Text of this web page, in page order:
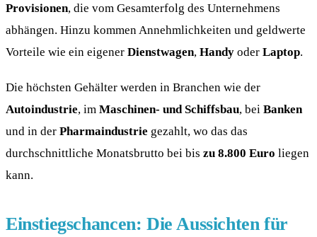
Provisionen, die vom Gesamterfolg des Unternehmens
abhängen. Hinzu kommen Annehmlichkeiten und geldwerte
Vorteile wie ein eigener Dienstwagen, Handy oder Laptop.
Die höchsten Gehälter werden in Branchen wie der
Autoindustrie, im Maschinen- und Schiffsbau, bei Banken
und in der Pharmaindustrie gezahlt, wo das das
durchschnittliche Monatsbrutto bei bis zu 8.800 Euro liegen
kann.
Einstiegschancen: Die Aussichten für